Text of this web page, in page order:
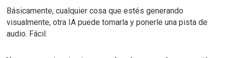
Básicamente, cualquier cosa que estés generando
visualmente, otra IA puede tomarla y ponerle una pista de
audio. Fácil.